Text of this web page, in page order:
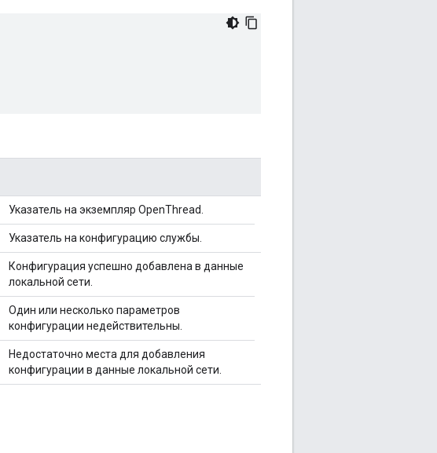
Указатель на экземпляр OpenThread.
Указатель на конфигурацию службы.
Конфигурация успешно добавлена ​​в данные
локальной сети.
Один или несколько параметров
конфигурации недействительны.
Недостаточно места для добавления
конфигурации в данные локальной сети.